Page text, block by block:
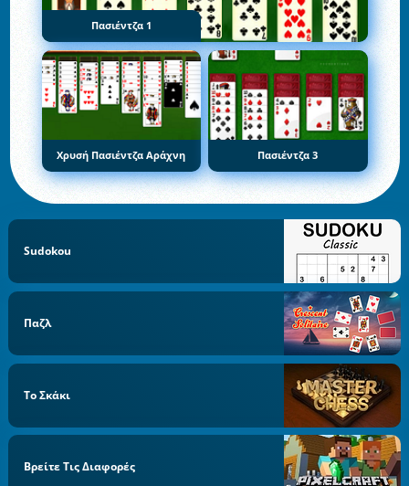
Πασιέντζα 1
Χρυσή Πασιέντζα Αράχνη Πασιέντζα 3
Sudokou
Παζλ
Το Σκάκι
Βρείτε Τις Διαφορές